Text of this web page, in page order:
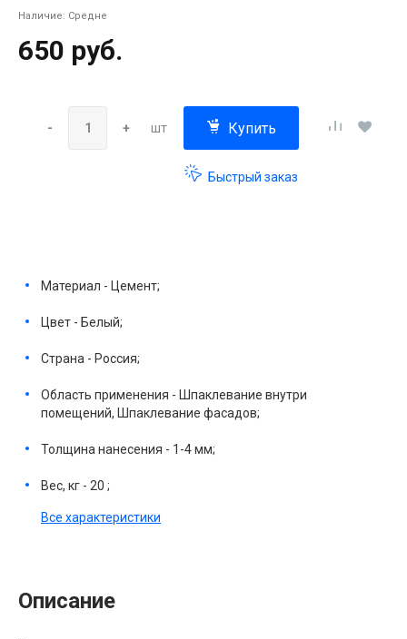
Наличие: Средне
650 руб.
- + шт Купить
Быстрый заказ
Материал - Цемент;
Цвет - Белый;
Страна - Россия;
Область применения - Шпаклевание внутри
помещений, Шпаклевание фасадов;
Толщина нанесения - 1-4 мм;
Вес, кг - 20 ;
Все характеристики
Описание